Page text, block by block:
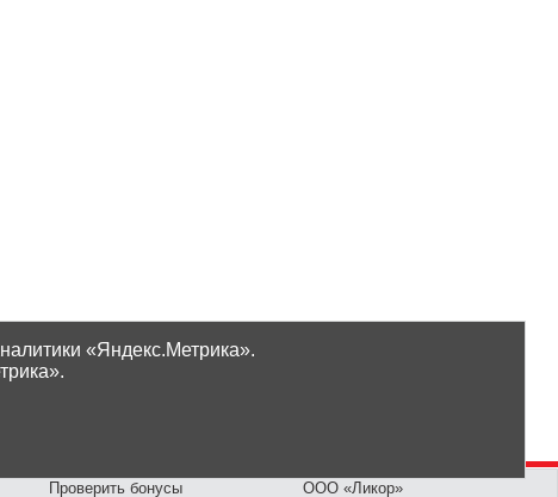
«Яндекс.Метрика».
ООО «Ликор»
Проверить бонусы